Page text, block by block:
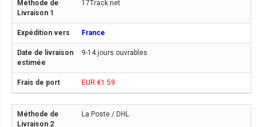
17Track.net
France
9-14 jours ouvrables
EUR €1.59
La Poste / DHL